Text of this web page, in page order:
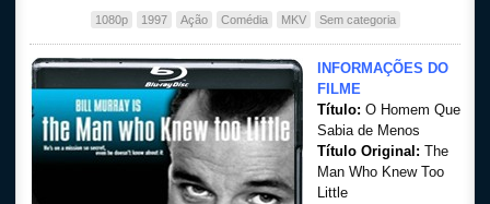
Top Séries
Filmes
Dublado
1080p 1997 Ação Comédia MKV Sem categoria
INFORMAÇÕES DO
FILME
Título: O Homem Que
Sabia de Menos
Título Original: The
Man Who Knew Too
Little